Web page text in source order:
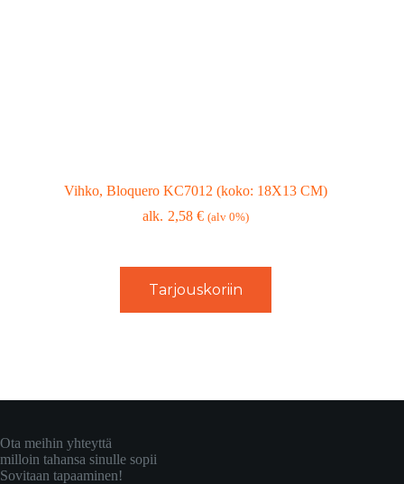
Vihko, Bloquero KC7012 (koko: 18X13 CM)
2,58€ (alv 0%)
Tarjouskoriin
Ota meihin yhteyttä
milloin tahansa sinulle sopii
Sovitaan tapaaminen!